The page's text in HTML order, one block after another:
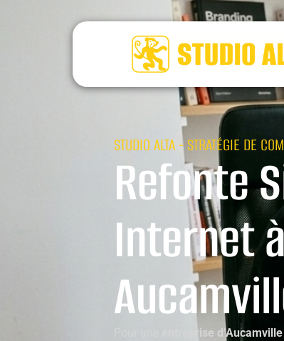
STUDIO ALTA - STRATÉGIE DE
Refonte
Internet à
entreprise d’Aucamville